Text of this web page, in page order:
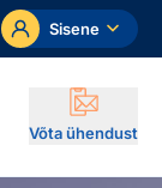
Sisene
Võta ühendust